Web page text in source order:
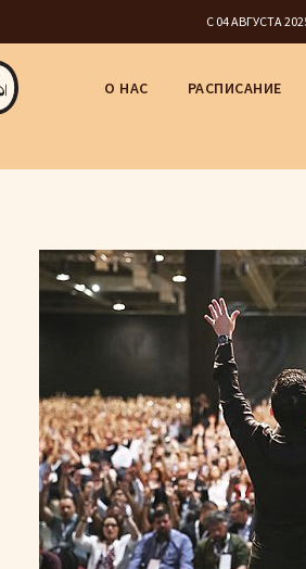
С 04 АВГУСТА
О НАС РАСПИСАНИЕ